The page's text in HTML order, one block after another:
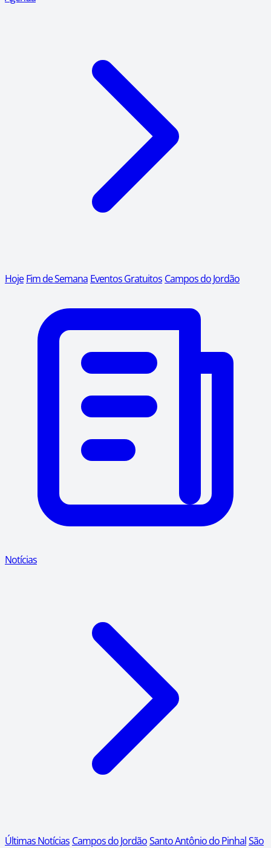
Hoje Fim de Semana Eventos Gratuitos Campos do Jordão
Notícias
Últimas Notícias Campos do JordãoSanto Antônio do PinhalSão